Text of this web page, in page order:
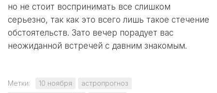
но не стоит воспринимать все слишком
серьезно, так как это всего лишь такое стечение
обстоятельств. Зато вечер порадует вас
неожиданной встречей с давним знакомым.
Метки: 10 ноября
астропрогноз